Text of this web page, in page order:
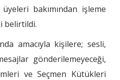
bakımından işleme
belirtildi.
amacıyla kişilere; sesli,
gönderilemeyeceği,
ve Seçmen Kütükleri